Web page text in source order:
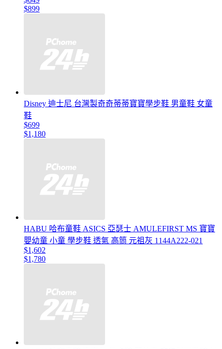
$899
Disney 迪士尼 台灣製奇奇蒂蒂寶寶學步鞋 男童鞋 女童
鞋
$699
$1,180
HABU 哈布童鞋 ASICS 亞瑟士 AMULEFIRST MS 寶寶
嬰幼童 小童 學步鞋 透氣 高筒 元祖灰 1144A222-021
$1,602
$1,780